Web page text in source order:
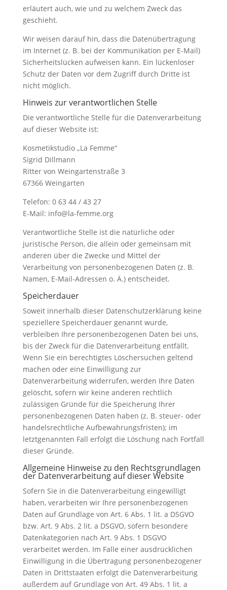
erläutert auch, wie und zu welchem Zweck das
geschieht.
Wir weisen darauf hin, dass die Datenübertragung
im Internet (z. B. bei der Kommunikation per E-Mail)
Sicherheitslücken aufweisen kann. Ein lückenloser
Schutz der Daten vor dem Zugriff durch Dritte ist
nicht möglich.
Hinweis zur verantwortlichen Stelle
Die verantwortliche Stelle für die Datenverarbeitung
auf dieser Website ist:
Kosmetikstudio „La Femme“
Sigrid Dillmann
Ritter von Weingartenstraße 3
67366 Weingarten
Telefon: 0 63 44 / 43 27
E-Mail: info@la-femme.org
Verantwortliche Stelle ist die natürliche oder
juristische Person, die allein oder gemeinsam mit
anderen über die Zwecke und Mittel der
Verarbeitung von personenbezogenen Daten (z. B.
Namen, E-Mail-Adressen o. Ä.) entscheidet.
Speicherdauer
Soweit innerhalb dieser Datenschutzerklärung keine
speziellere Speicherdauer genannt wurde,
verbleiben Ihre personenbezogenen Daten bei uns,
bis der Zweck für die Datenverarbeitung entfällt.
Wenn Sie ein berechtigtes Löschersuchen geltend
machen oder eine Einwilligung zur
Datenverarbeitung widerrufen, werden Ihre Daten
gelöscht, sofern wir keine anderen rechtlich
zulässigen Gründe für die Speicherung Ihrer
personenbezogenen Daten haben (z. B. steuer- oder
handelsrechtliche Aufbewahrungsfristen); im
letztgenannten Fall erfolgt die Löschung nach Fortfall
dieser Gründe.
Allgemeine Hinweise zu den Rechtsgrundlagen
der Datenverarbeitung auf dieser Website
Sofern Sie in die Datenverarbeitung eingewilligt
haben, verarbeiten wir Ihre personenbezogenen
Daten auf Grundlage von Art. 6 Abs. 1 lit. a DSGVO
bzw. Art. 9 Abs. 2 lit. a DSGVO, sofern besondere
Datenkategorien nach Art. 9 Abs. 1 DSGVO
verarbeitet werden. Im Falle einer ausdrücklichen
Einwilligung in die Übertragung personenbezogener
Daten in Drittstaaten erfolgt die Datenverarbeitung
außerdem auf Grundlage von Art. 49 Abs. 1 lit. a